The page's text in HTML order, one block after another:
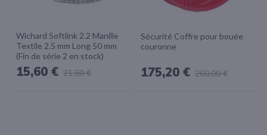
Wichard Softlink 2.2 Manille
Textile 2.5 mm Long 50 mm
(Fin de série 2 en stock)
15,60 € 21,60 €
Sécurité Coffre pour bouée
couronne
175,20 € 260,00 €